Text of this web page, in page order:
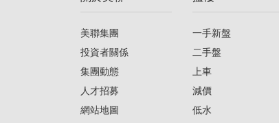
美聯集團
投資者關係
集團動態
人才招募
網站地圖
一手新盤
二手盤
上車
減價
低水